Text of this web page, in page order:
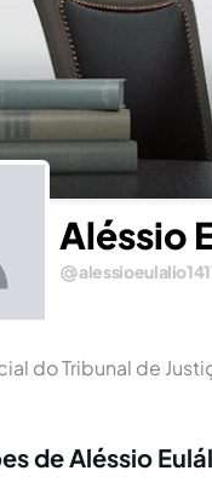
Aléssio
do Tribunal de
de Aléssio